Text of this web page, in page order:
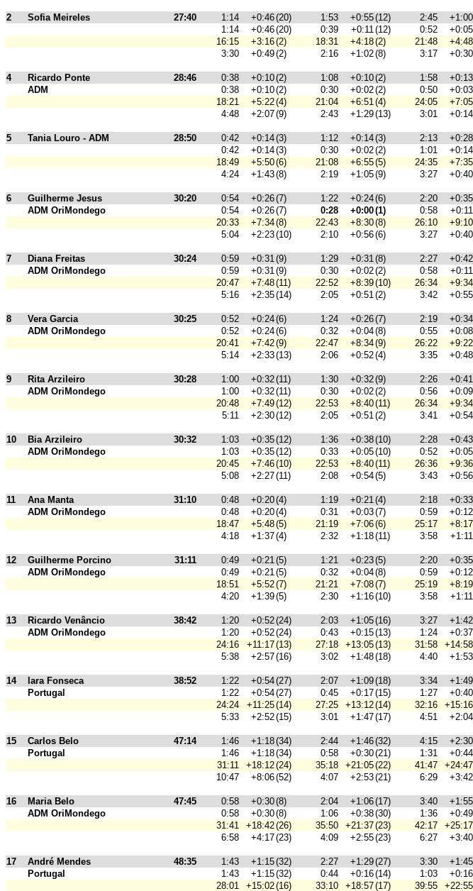
2 Sofia Meireles 27:40 1:14 +0:46(20) 1:53 +0:55(12) 2:45 +1:00
1:14
+0:46(20) 0:39 +0:11(12) 0:52 +0:05
16:15
+3:16(2) 18:31 +4:18(2) 21:48 +4:48
3:30
+0:49(2) 2:16 +1:02(8) 3:17 +0:30
4 Ricardo Ponte 28:46 0:38 +0:10(2) 1:08 +0:10(2) 1:58 +0:13
ADM
0:38 +0:10(2) 0:30 +0:02(2) 0:50 +0:03
18:21
+5:22(4) 21:04 +6:51(4) 24:05 +7:05
4:48
+2:07(9) 2:43 +1:29(13) 3:01 +0:14
5 Tania Louro - ADM 28:50 0:42 +0:14(3) 1:12 +0:14(3) 2:13 +0:28
0:42
+0:14(3) 0:30 +0:02(2) 1:01 +0:14
18:49
+5:50(6) 21:08 +6:55(5) 24:35 +7:35
4:24
+1:43(8) 2:19 +1:05(9) 3:27 +0:40
6 Guilherme Jesus 30:20 0:54 +0:26(7) 1:22 +0:24(6) 2:20 +0:35
ADM OriMondego
0:54 +0:26(7) 0:28 +0:00(1) 0:58 +0:11
20:33
+7:34(8) 22:43 +8:30(8) 26:10 +9:10
5:04
+2:23(10) 2:10 +0:56(6) 3:27 +0:40
7 Diana Freitas 30:24 0:59 +0:31(9) 1:29 +0:31(8) 2:27 +0:42
ADM OriMondego
0:59 +0:31(9) 0:30 +0:02(2) 0:58 +0:11
20:47
+7:48(11) 22:52 +8:39(10) 26:34 +9:34
5:16
+2:35(14) 2:05 +0:51(2) 3:42 +0:55
8 Vera Garcia 30:25 0:52 +0:24(6) 1:24 +0:26(7) 2:19 +0:34
ADM OriMondego
0:52 +0:24(6) 0:32 +0:04(8) 0:55 +0:08
20:41
+7:42(9) 22:47 +8:34(9) 26:22 +9:22
5:14
+2:33(13) 2:06 +0:52(4) 3:35 +0:48
9 Rita Arzileiro 30:28 1:00 +0:32(11) 1:30 +0:32(9) 2:26 +0:41
ADM OriMondego
1:00 +0:32(11) 0:30 +0:02(2) 0:56 +0:09
20:48
+7:49(12) 22:53 +8:40(11) 26:34 +9:34
5:11
+2:30(12) 2:05 +0:51(2) 3:41 +0:54
10 Bia Arzileiro 30:32 1:03 +0:35(12) 1:36 +0:38(10) 2:28 +0:43
ADM OriMondego
1:03 +0:35(12) 0:33 +0:05(10) 0:52 +0:05
20:45
+7:46(10) 22:53 +8:40(11) 26:36 +9:36
5:08
+2:27(11) 2:08 +0:54(5) 3:43 +0:56
11 Ana Manta 31:10 0:48 +0:20(4) 1:19 +0:21(4) 2:18 +0:33
ADM OriMondego
0:48 +0:20(4) 0:31 +0:03(7) 0:59 +0:12
18:47
+5:48(5) 21:19 +7:06(6) 25:17 +8:17
4:18
+1:37(4) 2:32 +1:18(11) 3:58 +1:11
12 Guilherme Porcino 31:11 0:49 +0:21(5) 1:21 +0:23(5) 2:20 +0:35
ADM OriMondego
0:49 +0:21(5) 0:32 +0:04(8) 0:59 +0:12
18:51
+5:52(7) 21:21 +7:08(7) 25:19 +8:19
4:20
+1:39(5) 2:30 +1:16(10) 3:58 +1:11
13 Ricardo Venâncio 38:42 1:20 +0:52(24) 2:03 +1:05(16) 3:27 +1:42
ADM OriMondego
1:20 +0:52(24) 0:43 +0:15(13) 1:24 +0:37
24:16
+11:17(13) 27:18 +13:05(13) 31:58 +14:58
5:38
+2:57(16) 3:02 +1:48(18) 4:40 +1:53
14 lara Fonseca 38:52 1:22 +0:54(27) 2:07 +1:09(18) 3:34 +1:49
Portugal
1:22 +0:54(27) 0:45 +0:17(15) 1:27 +0:40
24:24
+11:25(14) 27:25 +13:12(14) 32:16 +15:16
5:33
+2:52(15) 3:01 +1:47(17) 4:51 +2:04
15 Carlos Belo 47:14 1:46 +1:18(34) 2:44 +1:46(32) 4:15 +2:30
Portugal
1:46 +1:18(34) 0:58 +0:30(21) 1:31 +0:44
31:11
+18:12(24) 35:18 +21:05(22) 41:47 +24:47
10:47
+8:06(52) 4:07 +2:53(21) 6:29 +3:42
16 Maria Belo 47:45 0:58 +0:30(8) 2:04 +1:06(17) 3:40 +1:55
ADM OriMondego
0:58 +0:30(8) 1:06 +0:38(30) 1:36 +0:49
31:41
+18:42(26) 35:50 +21:37(23) 42:17 +25:17
6:58
+4:17(23) 4:09 +2:55(23) 6:27 +3:40
17 André Mendes 48:35 1:43 +1:15(32) 2:27 +1:29(27) 3:30 +1:45
Portugal
1:43 +1:15(32) 0:44 +0:16(14) 1:03 +0:16
28:01
+15:02(16) 33:10 +18:57(17) 39:55 +22:55